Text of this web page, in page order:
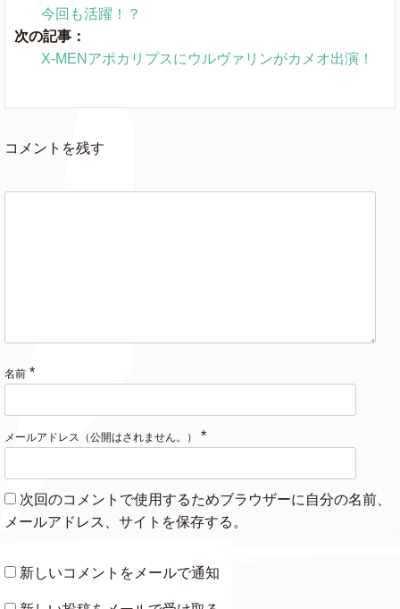
今回も活躍！？
次の記事：
X-MENアポカリプスにウルヴァリンがカメオ出演！
コメントを残す
名前 *
メールアドレス（公開はされません。） *
次回のコメントで使用するためブラウザーに自分の名前、
メールアドレス、サイトを保存する。
新しいコメントをメールで通知